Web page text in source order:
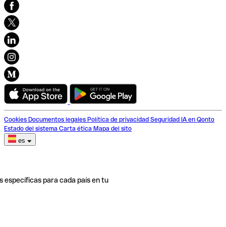
Cookies Documentos legales Política de privacidad Seguridad IA en Qonto
Estado del sistema Carta ética Mapa del sito
es
específicas para cada país en tu